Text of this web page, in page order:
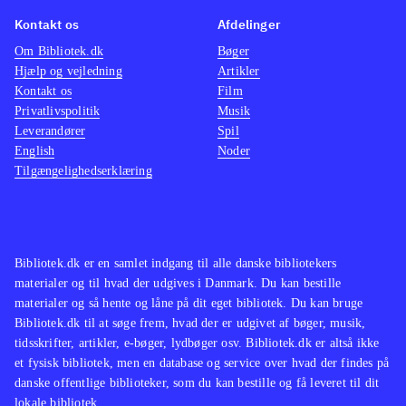
utopier og alternative verdensordener,
fx i A modern Utopia, hvori en
styrende kaste af altruistiske
individer efter platonisk skabelon
styrer verden. I
menneskeheden sammen i et utopisk
samfund, da en verdensomspændende
de emner, Wells berører. Han
udfordrer bl.a. monogamien i sit syn
på åbne forhold, som hovedpersonen
Ledford (og Wells som privatperson)
praktiserer. Han præsenterer også en
natur og en klode, der er trængt af
Bibliotek.dk er en samlet indgang til alle danske bibliotekers
materialer og til hvad der udgives i Danmark. Du kan bestille
materialer og så hente og låne på dit eget bibliotek. Du kan bruge
Bibliotek.dk til at søge frem, hvad der er udgivet af bøger, musik,
tidsskrifter, artikler, e-bøger, lydbøger osv. Bibliotek.dk er altså ikke
et fysisk bibliotek, men en database og service over hvad der findes på
danske offentlige biblioteker, som du kan bestille og få leveret til dit
lokale bibliotek.
Kontakt os
Om Bibliotek.dk
Hjælp og vejledning
Kontakt os
Privatlivspolitik
Leverandører
English
Tilgængelighedserklæring
Afdelinger
Bøger
Artikler
Film
Musik
Spil
Noder